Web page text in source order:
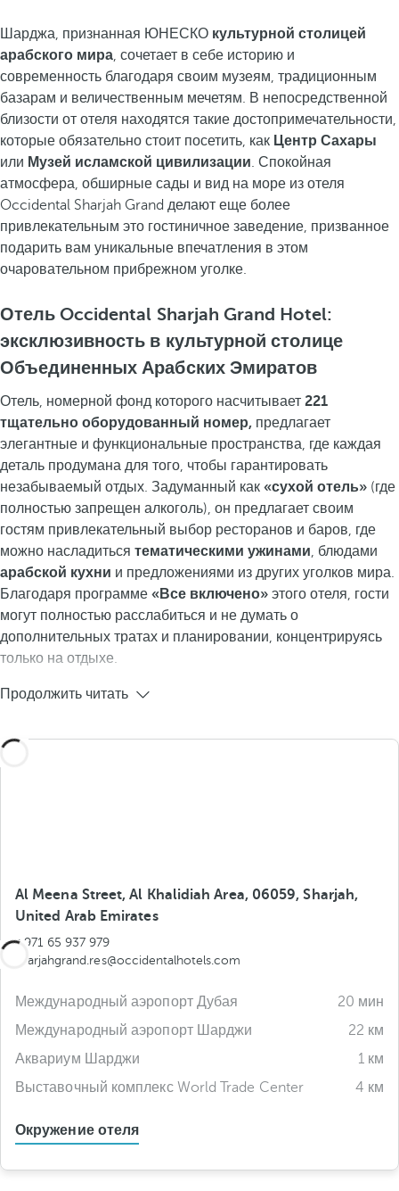
Шарджа, признанная ЮНЕСКО культурной столицей
арабского мира, сочетает в себе историю и
современность благодаря своим музеям, традиционным
базарам и величественным мечетям. В непосредственной
близости от отеля находятся такие достопримечательности,
которые обязательно стоит посетить, как Центр Сахары
или Музей исламской цивилизации. Спокойная
атмосфера, обширные сады и вид на море из отеля
Occidental Sharjah Grand делают еще более
привлекательным это гостиничное заведение, призванное
подарить вам уникальные впечатления в этом
очаровательном прибрежном уголке.
Отель Occidental Sharjah Grand Hotel:
эксклюзивность в культурной столице
Объединенных Арабских Эмиратов
Отель, номерной фонд которого насчитывает 221
тщательно оборудованный номер, предлагает
элегантные и функциональные пространства, где каждая
деталь продумана для того, чтобы гарантировать
незабываемый отдых. Задуманный как «сухой отель» (где
полностью запрещен алкоголь), он предлагает своим
гостям привлекательный выбор ресторанов и баров, где
можно насладиться тематическими ужинами, блюдами
арабской кухни и предложениями из других уголков мира.
Благодаря программе «Все включено» этого отеля, гости
могут полностью расслабиться и не думать о
дополнительных тратах и планировании, концентрируясь
только на отдыхе.
Продолжить читать
Al Meena Street, Al Khalidiah Area, 06059, Sharjah,
United Arab Emirates
+971 65 937 979
sharjahgrand.res@occidentalhotels.com
Международный аэропорт Дубая
20 мин
Международный аэропорт Шарджи
22 км
Аквариум Шарджи
1 км
Выставочный комплекс World Trade Center
4 км
Окружение отеля